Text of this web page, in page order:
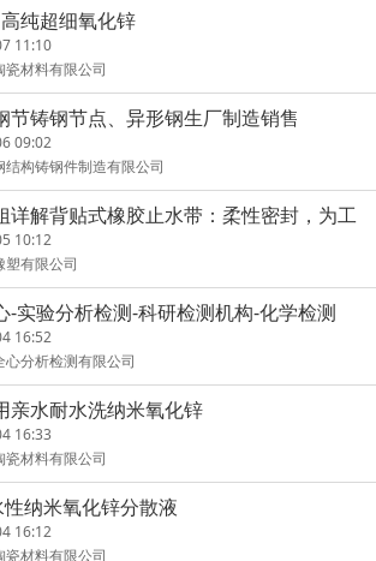
纯超细氧化锌
11:10
瓷材料有限公司
节铸钢节点、异形钢生厂制造销售
09:02
结构铸钢件制造有限公司
详解背贴式橡胶止水带：柔性密封，为工
水
10:12
塑有限公司
-实验分析检测-科研检测机构-化学检测
16:52
心分析检测有限公司
亲水耐水洗纳米氧化锌
16:33
瓷材料有限公司
性纳米氧化锌分散液
16:12
瓷材料有限公司